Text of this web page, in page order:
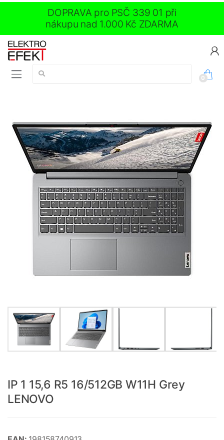
DOPRAVA pro PSČ 339 01 při
nákupu nad 1.000 Kč ZDARMA
Vyhledávání:
0
IP 1 15,6 R5 16/512GB W11H Grey
LENOVO